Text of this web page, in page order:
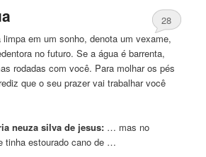
28
em um sonho, denota um vexame,
no futuro. Sea água é barrenta,
rodadas com você. Para molhar os pés
que o seu prazer vai trabalhar você
neuza silva de jesus: … mas no
tinha estourado cano de …